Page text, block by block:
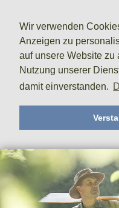
Wir verwenden
Anzeigen zu
auf unsere Website zu
Nutzung unserer
damit einverstanden.